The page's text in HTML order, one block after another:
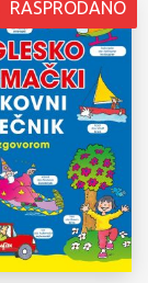
RASPRODANO